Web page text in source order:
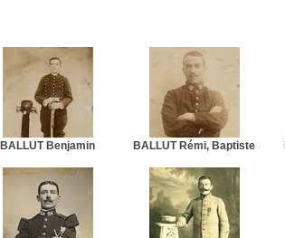
BALLUT Benjamin BALLUT Rémi, Baptiste